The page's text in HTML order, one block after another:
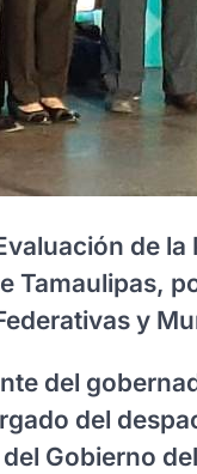
de la
Tamaulipas,
y
del
del
Gobierno